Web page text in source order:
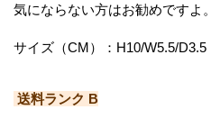
気にならない方はお勧めですよ
サイズ（CM）：H10/W5.5/D3.5
送料ランク B